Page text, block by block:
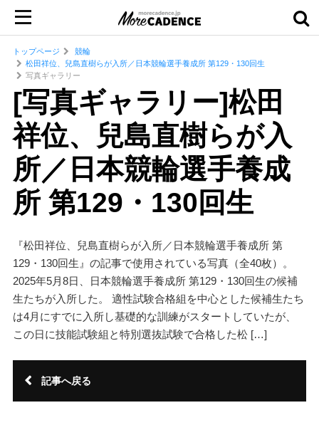
トップページ
競輪
松田祥位、兒島直樹らが入所／日本競輪選手養成所 第129・130回生
写真ギャラリー
[写真ギャラリー]松田
祥位、兒島直樹らが入
所／日本競輪選手養成
所 第129・130回生
『松田祥位、兒島直樹らが入所／日本競輪選手養成所 第
129・130回生』の記事で使用されている写真（全40枚）。
2025年5月8日、日本競輪選手養成所 第129・130回生の候補
生たちが入所した。 適性試験合格組を中心とした候補生たち
は4月にすでに入所し基礎的な訓練がスタートしていたが、
この日に技能試験組と特別選抜試験で合格した松 […]
記事へ戻る